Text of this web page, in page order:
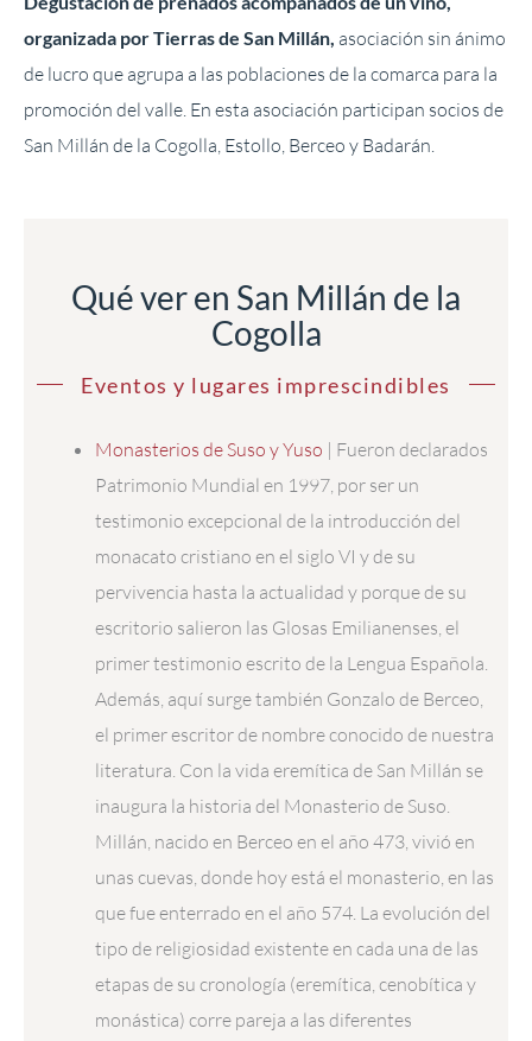
organizada por Tierras de San Millán, asociación sin ánimo
de lucro que agrupa a las poblaciones de la comarca para la
promoción del valle. En esta asociación participan socios de
San Millán de la Cogolla, Estollo, Berceo y Badarán.
Qué ver en San Millán de la
Cogolla
Eventos y lugares imprescindibles
Monasterios de Suso y Yuso | Fueron declarados
Patrimonio Mundial en 1997, por ser un
testimonio excepcional de la introducción del
monacato cristiano en el siglo VI y de su
pervivencia hasta la actualidad y porque de su
escritorio salieron las Glosas Emilianenses, el
primer testimonio escrito de la Lengua Española.
Además, aquí surge también Gonzalo de Berceo,
el primer escritor de nombre conocido de nuestra
literatura. Con la vida eremítica de San Millán se
inaugura la historia del Monasterio de Suso.
Millán, nacido en Berceo en el año 473, vivió en
unas cuevas, donde hoy está el monasterio, en las
que fue enterrado en el año 574. La evolución del
tipo de religiosidad existente en cada una de las
etapas de su cronología (eremítica, cenobítica y
monástica) corre pareja a las diferentes